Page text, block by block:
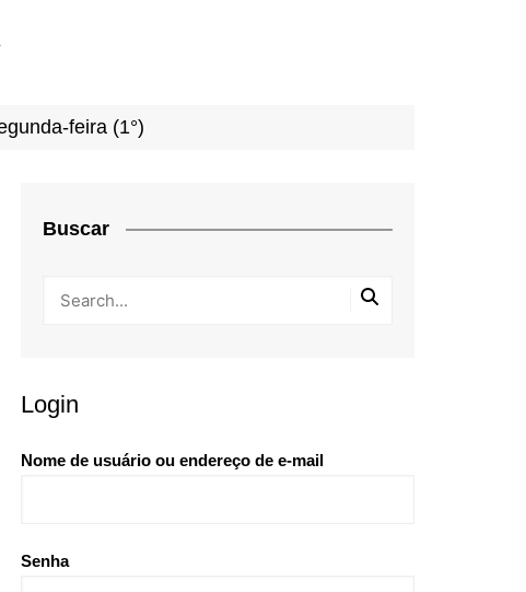
feira (1°)
Buscar
Login
Nome de usuário ou endereço de e-mail
Senha